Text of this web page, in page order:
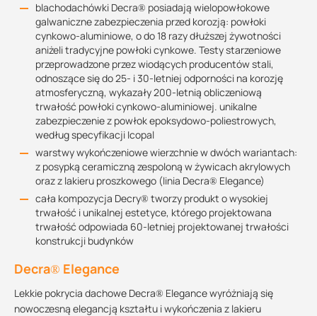
blachodachówki Decra® posiadają wielopowłokowe
galwaniczne zabezpieczenia przed korozją: powłoki
cynkowo-aluminiowe, o do 18 razy dłuższej żywotności
aniżeli tradycyjne powłoki cynkowe. Testy starzeniowe
przeprowadzone przez wiodących producentów stali,
odnoszące się do 25- i 30-letniej odporności na korozję
atmosferyczną, wykazały 200-letnią obliczeniową
trwałość powłoki cynkowo-aluminiowej. unikalne
zabezpieczenie z powłok epoksydowo-poliestrowych,
według specyfikacji Icopal
warstwy wykończeniowe wierzchnie w dwóch wariantach:
z posypką ceramiczną zespoloną w żywicach akrylowych
oraz z lakieru proszkowego (linia Decra® Elegance)
cała kompozycja Decry® tworzy produkt o wysokiej
trwałość i unikalnej estetyce, którego projektowana
trwałość odpowiada 60-letniej projektowanej trwałości
konstrukcji budynków
Decra® Elegance
Lekkie pokrycia dachowe Decra® Elegance wyróżniają się
nowoczesną elegancją kształtu i wykończenia z lakieru